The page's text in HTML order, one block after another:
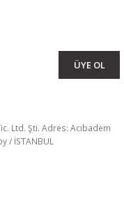
ÜYE OL
Ltd. Şti. Adres: Acıbadem
/ İSTANBUL